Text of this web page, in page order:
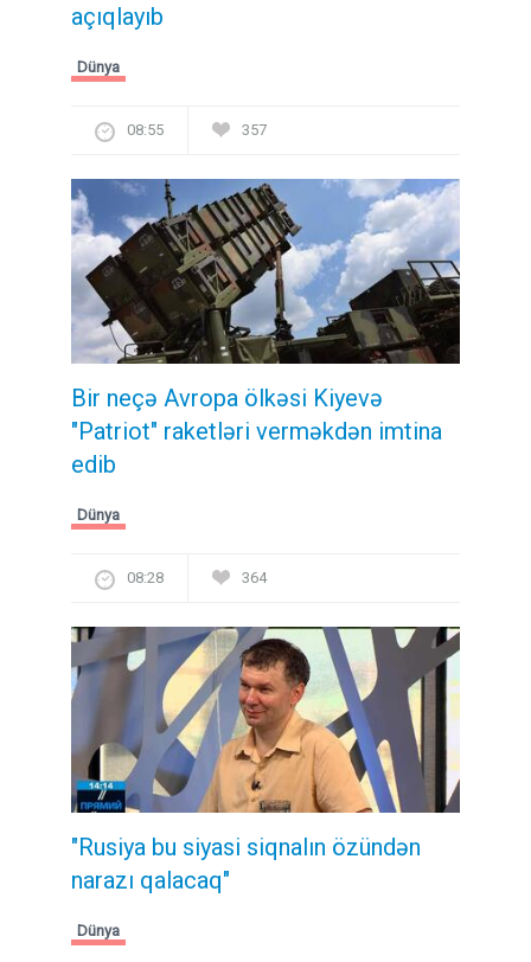
açıqlayıb
Dünya
08:55 357
Bir neçə Avropa ölkəsi Kiyevə
"Patriot" raketləri verməkdən imtina
edib
Dünya
08:28 364
"Rusiya bu siyasi siqnalın özündən
narazı qalacaq"
Dünya